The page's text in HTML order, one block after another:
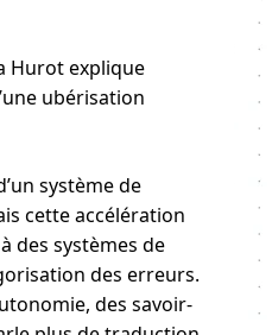
Hurot explique
ubérisation
système de
cette accélération
des systèmes de
des erreurs.
des savoir-